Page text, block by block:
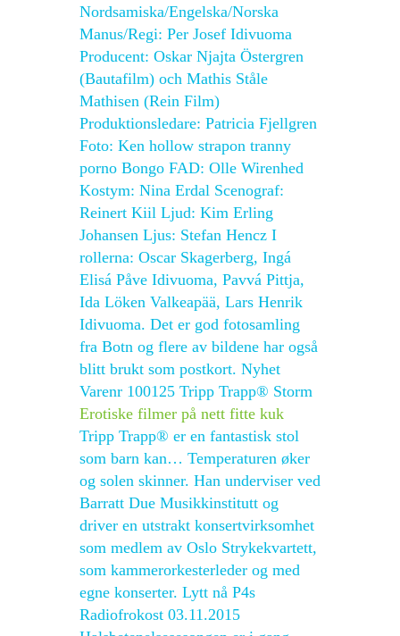
Nordsamiska/Engelska/Norska
Manus/Regi: Per Josef Idivuoma
Producent: Oskar Njajta Östergren
(Bautafilm) och Mathis Ståle
Mathisen (Rein Film)
Produktionsledare: Patricia Fjellgren
Foto: Ken hollow strapon tranny
porno Bongo FAD: Olle Wirenhed
Kostym: Nina Erdal Scenograf:
Reinert Kiil Ljud: Kim Erling
Johansen Ljus: Stefan Hencz I
rollerna: Oscar Skagerberg, Ingá
Elisá Påve Idivuoma, Pavvá Pittja,
Ida Löken Valkeapää, Lars Henrik
Idivuoma. Det er god fotosamling
fra Botn og flere av bildene har også
blitt brukt som postkort. Nyhet
Varenr 100125 Tripp Trapp® Storm
Erotiske filmer på nett fitte kuk
Tripp Trapp® er en fantastisk stol
som barn kan… Temperaturen øker
og solen skinner. Han underviser ved
Barratt Due Musikkinstitutt og
driver en utstrakt konsertvirksomhet
som medlem av Oslo Strykekvartett,
som kammerorkesterleder og med
egne konserter. Lytt nå P4s
Radiofrokost 03.11.2015